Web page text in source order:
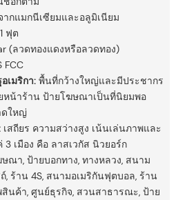
กแมกนีเซียมและอลูมิเนียม
ฟุต
(ลวดทองแดงหรือลวดทอง)
FCC
เมริกา:พื้นที่กว้างใหญ่และมีประชากร
หน้าร้าน ป้ายโฆษณาเป็นที่นิยมพอ
ใหญ่
เสถียร ความสว่างสูง เน้นเล่นภาพและ
เมือง คือ ลาสเวกัส นิวยอร์ก
ณา, ป้ายบอกทาง, ทางหลวง, สนาม
, ร้าน 4S, สนามอเมริกันฟุตบอล, ร้าน
สินค้า, ศูนย์ธุรกิจ, สวนสาธารณะ, ป้าย